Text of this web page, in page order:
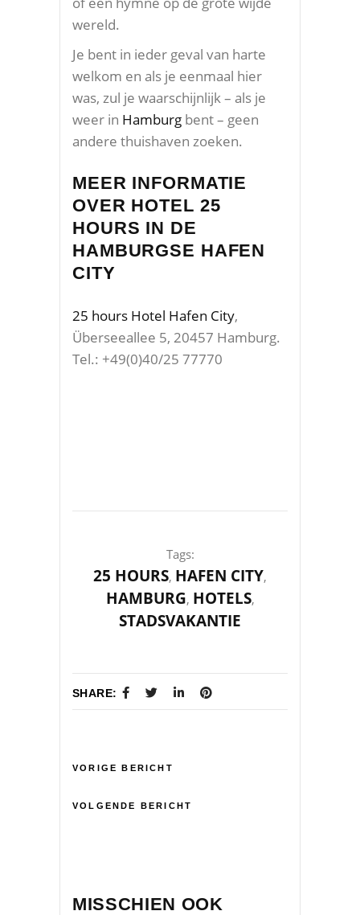
wereld.
Je bent in ieder geval van harte
welkom en als je eenmaal hier
was, zul je waarschijnlijk – als je
weer in Hamburg bent – geen
andere thuishaven zoeken.
MEER INFORMATIE
OVER HOTEL 25
HOURS IN DE
HAMBURGSE HAFEN
CITY
25 hours Hotel Hafen City,
Überseeallee 5, 20457 Hamburg.
Tel.: +49(0)40/25 77770
Tags:
25 HOURS, HAFEN CITY,
HAMBURG, HOTELS,
STADSVAKANTIE
SHARE:
VORIGE BERICHT
VOLGENDE BERICHT
MISSCHIEN OOK